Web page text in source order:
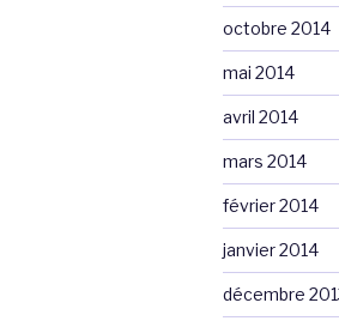
octobre 2014
mai 2014
avril 2014
mars 2014
février 2014
janvier 2014
décembre